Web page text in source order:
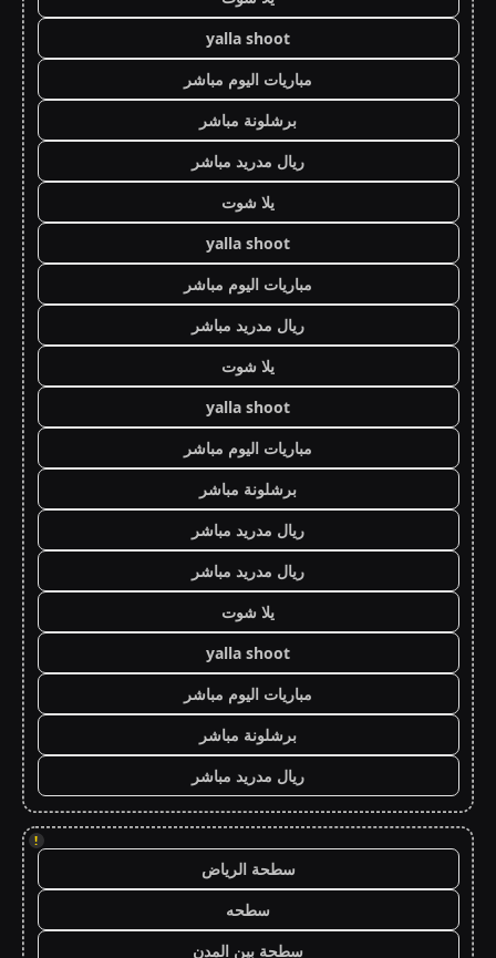
yalla shoot
مباريات اليوم مباشر
برشلونة مباشر
ريال مدريد مباشر
يلا شوت
yalla shoot
مباريات اليوم مباشر
ريال مدريد مباشر
يلا شوت
yalla shoot
مباريات اليوم مباشر
برشلونة مباشر
ريال مدريد مباشر
ريال مدريد مباشر
يلا شوت
yalla shoot
مباريات اليوم مباشر
برشلونة مباشر
ريال مدريد مباشر
!
سطحة الرياض
سطحه
سطحة بين المدن